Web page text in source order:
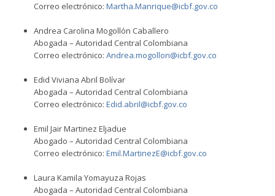
Correo electrónico: Martha.Manrique@icbf.gov.co
Andrea Carolina Mogollón Caballero
Abogada – Autoridad Central Colombiana
Correo electrónico: Andrea.mogollon@icbf.gov.co
Edid Viviana Abril Bolívar
Abogada – Autoridad Central Colombiana
Correo electrónico: Edid.abril@icbf.gov.co
Emil Jair Martinez Eljadue
Abogado – Autoridad Central Colombiana
Correo electrónico: Emil.MartinezE@icbf.gov.co
Laura Kamila Yomayuza Rojas
Abogada – Autoridad Central Colombiana